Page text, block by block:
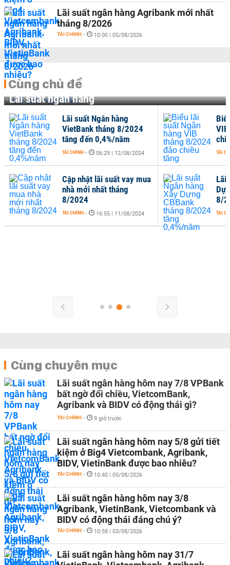
Lãi suất ngân hàng Agribank mới nhất
tháng 8/2026
TÀI CHÍNH - 10:00 | 05/08/2026
Cùng chủ đề
Lãi suất ngân hàng
Lãi
8/
TÀI
Lãi suất Ngân hàng
VietBank tháng 8/2024
tăng đến 0,4%/năm
TÀI CHÍNH - 06:29 | 12/08/2024
Cập nhật lãi suất vay mua
nhà mới nhất tháng
8/2024
TÀI CHÍNH - 16:55 | 11/08/2024
TÀI
Cùng chuyên mục
Lãi suất ngân hàng hôm nay 7/8 VPBank
bất ngờ đổi chiều, VietcomBank,
Agribank và BIDV có động thái gì?
TÀI CHÍNH - 9 giờ trước
Lãi suất ngân hàng hôm nay 5/8 gửi tiết
kiệm ở Big4 Vietcombank, Agribank,
BIDV, VietinBank được bao nhiêu?
TÀI CHÍNH - 10:40 | 05/08/2026
Lãi suất ngân hàng hôm nay 3/8
Agribank, VietinBank, Vietcombank và
BIDV có động thái đáng chú ý?
TÀI CHÍNH - 10:58 | 03/08/2026
Lãi suất ngân hàng hôm nay 31/7